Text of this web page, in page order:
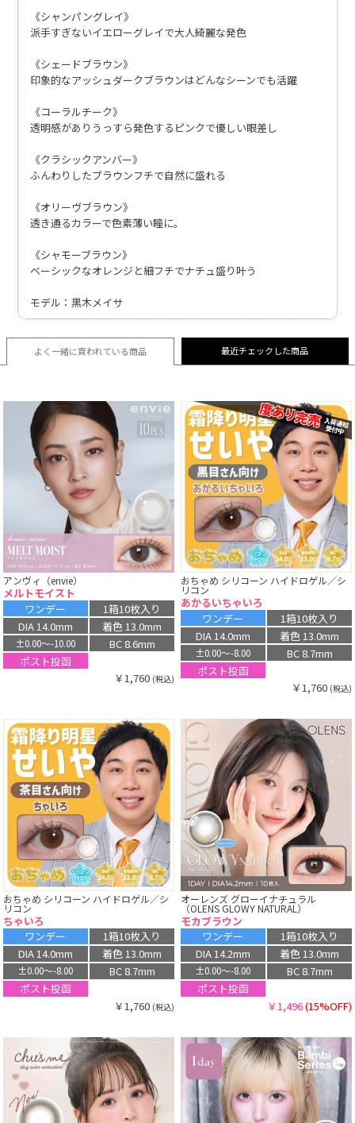
《シャンパングレイ》
派手すぎないイエローグレイで大人綺麗な発色
《シェードブラウン》
印象的なアッシュダークブラウンはどんなシーンでも活躍
《コーラルチーク》
透明感がありうっすら発色するピンクで優しい眼差し
《クラシックアンバー》
ふんわりしたブラウンフチで自然に盛れる
《オリーヴブラウン》
透き通るカラーで色素薄い瞳に。
《シャモーブラウン》
ベーシックなオレンジと細フチでナチュ盛り叶う
モデル：黒木メイサ
よく一緒に買われている商品 最近チェックした商品
アンヴィ（envie）
メルトモイスト
ワンデー
1箱10枚入り
DIA 14.0mm
着色 13.0mm
±0.00〜-10.00
BC 8.6mm
ポスト投函
￥1,760 (税込)
おちゃめ シリコーン ハイドロゲル／シ
リコン
あかるいちゃいろ
ワンデー
1箱10枚入り
DIA 14.0mm
着色 13.0mm
±0.00〜-8.00
BC 8.7mm
ポスト投函
￥1,760 (税込)
おちゃめ シリコーン ハイドロゲル／シ
リコン
ちゃいろ
ワンデー
1箱10枚入り
DIA 14.0mm
着色 13.0mm
±0.00〜-8.00
BC 8.7mm
ポスト投函
￥1,760 (税込)
オーレンズ グローイナチュラル
（OLENS GLOWY NATURAL）
モカブラウン
ワンデー
1箱10枚入り
DIA 14.2mm
着色 13.0mm
±0.00〜-8.00
BC 8.7mm
ポスト投函
￥1,496(15%OFF)